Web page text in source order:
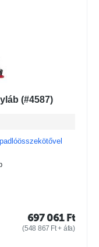
(#4587)
padlóösszekötővel
697 061 Ft
(548 867 Ft+ áfa)